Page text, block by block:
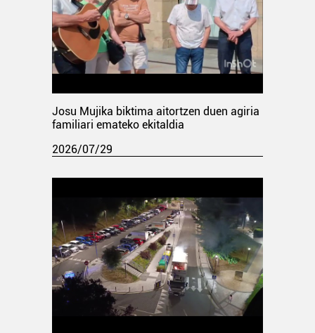
Josu Mujika biktima aitortzen duen agiria
familiari emateko ekitaldia
2026/07/29